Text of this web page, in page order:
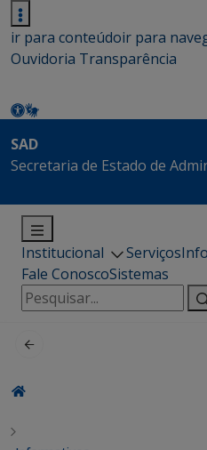
ir para conteúdoir para
Ouvidoria Transparência
SAD
Secretaria de Estado de
Institucional Serviços
Fale ConoscoSistemas
Pesquisar
por: